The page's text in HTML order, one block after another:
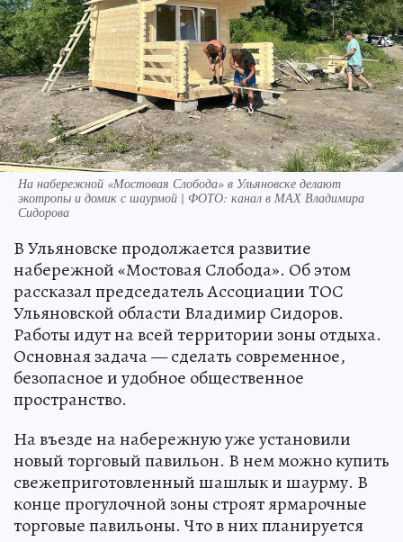
На набережной «Мостовая Слобода» в Ульяновске делают
экотропы и домик с шаурмой | ФОТО: канал в МАХ Владимира
Сидорова
В Ульяновске продолжается развитие
набережной «Мостовая Слобода». Об этом
рассказал председатель Ассоциации ТОС
Ульяновской области Владимир Сидоров.
Работы идут на всей территории зоны отдыха.
Основная задача — сделать современное,
безопасное и удобное общественное
пространство.
На въезде на набережную уже установили
новый торговый павильон. В нем можно купить
свежеприготовленный шашлык и шаурму. В
конце прогулочной зоны строят ярмарочные
торговые павильоны. Что в них планируется